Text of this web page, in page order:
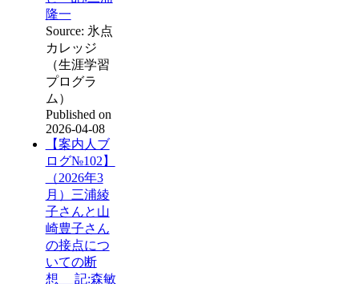
隆一
Source: 氷点
カレッジ
（生涯学習
プログラ
ム）
Published on
2026-04-08
【案内人ブ
ログ№102】
（2026年3
月）三浦綾
子さんと山
崎豊子さん
の接点につ
いての断
想 記:森敏